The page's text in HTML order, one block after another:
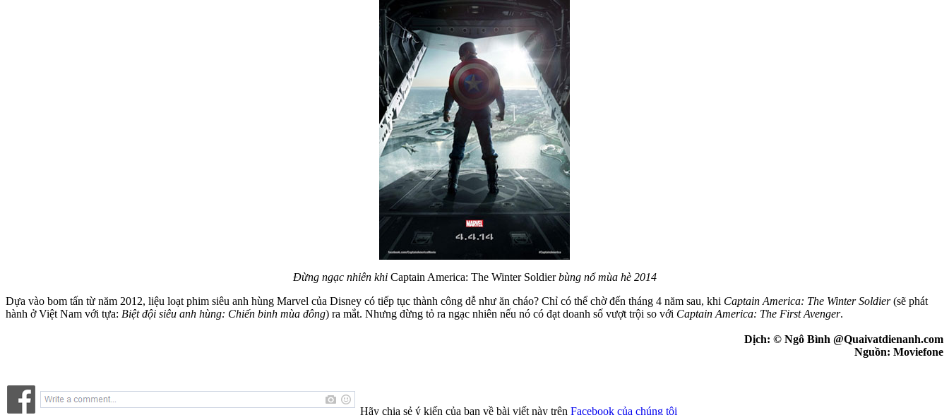
Đừng ngạc nhiên khiCaptain America: The Winter Soldierbùng nổ mùa hè 2014
Dựa vào bom tấn từ năm 2012, liệu loạt phim siêu anh hùng Marvel của Disney có tiếp tục thành công dễ như ăn cháo? Chỉ có thể chờ đến tháng 4 năm sau, khi Captain America: The Winter Soldier(sẽ phát
hành ở Việt Nam với tựa: Biệt đội siêu anh hùng: Chiến binh mùa đông) ra mắt. Nhưng đừng tỏ ra ngạc nhiên nếu nó có đạt doanh số vượt trội so với Captain America: The First Avenger.
Dịch: © Ngô Bình @Quaivatdienanh.com
Nguồn: Moviefone
Hãy chia sẻ ý kiến của bạn về bài viết này trên Facebook của chúng tôi